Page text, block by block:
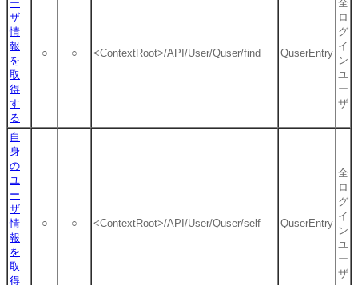
ー
ザ
情
報
を
取
得
す
る
○ ○ <ContextRoot>/API/User/Quser/find QuserEntry
全
ロ
グ
イ
ン
ユ
ー
ザ
自
身
の
ユ
ー
ザ
情
報
を
取
得
○ ○ <ContextRoot>/API/User/Quser/self QuserEntry
全
ロ
グ
イ
ン
ユ
ー
ザ